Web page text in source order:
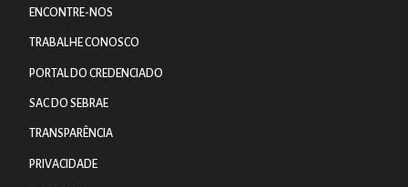
ENCONTRE-NOS
TRABALHE CONOSCO
PORTAL DO CREDENCIADO
SAC DO SEBRAE
TRANSPARÊNCIA
PRIVACIDADE